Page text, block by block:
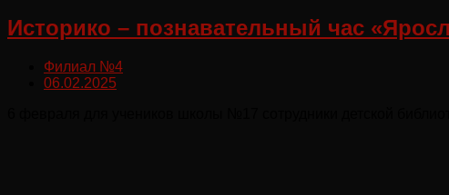
Историко – познавательный час
Филиал №4
06.02.2025